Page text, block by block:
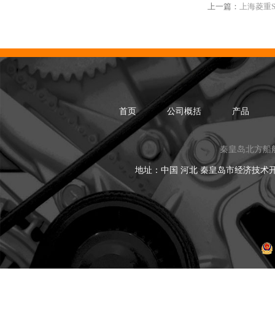
上一篇： 上海菱
首页 公司概括 产品
秦皇岛北方船
地址：中国 河北 秦皇岛市经济技术